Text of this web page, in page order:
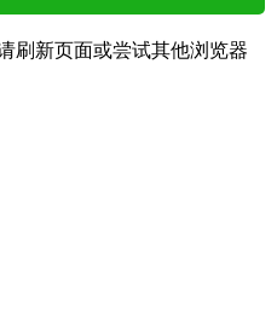
刷新页面或尝试其他浏览器